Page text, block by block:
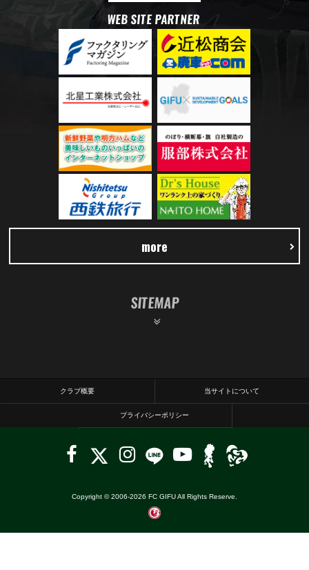
WEB SITE PARTNER
more
SITEMAP
クラブ概要 当サイトについて
プライバシーポリシー
Copyright © 2006-2026 FC GIFU All Rights Reserve.